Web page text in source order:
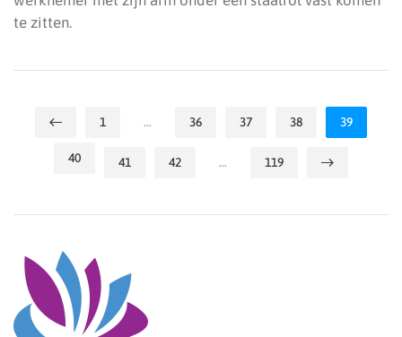
te zitten.
1 … 36 37 38 39
40 41 42 … 119